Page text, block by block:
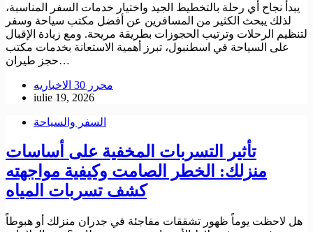
يبدأ نجاح أي رحلة بالتخطيط الجيد واختيار خدمات السفر المناسبة،
لذلك يبحث الكثير من المسافرين عن أفضل مكتب سياحة وسفر
لتنظيم الرحلات وترتيب الحجوزات بطريقة مريحة. ومع زيادة الإقبال
على السياحة في اسطنبول، تبرز أهمية الاستعانة بخدمات مكتب
حجز طيران…
محرر 30 الاخباريه
iulie 19, 2026
السفر والسياحة
تأثير التسربات المخفية على أساسات
منزلك: الخطر الصامت وكيفية مواجهته
كشف تسربات المياه
هل لاحظت يوماً ظهور تشققات مفاجئة في جدران منزلك أو هبوطاً